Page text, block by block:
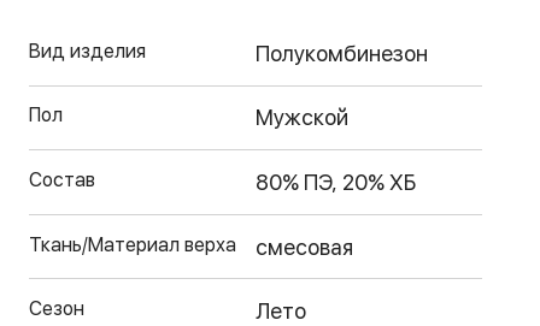
Вид изделия Полукомбинезон
Пол Мужской
Состав 80% ПЭ, 20% ХБ
Ткань/Материал верха смесовая
Сезон Лето